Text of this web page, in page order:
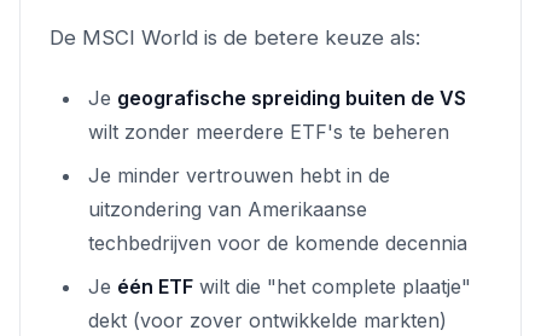
De MSCI World is de betere keuze als:
Je geografische spreiding buiten de VS
wilt zonder meerdere ETF's te beheren
Je minder vertrouwen hebt in de
uitzondering van Amerikaanse
techbedrijven voor de komende decennia
Je één ETF wilt die "het complete plaatje"
dekt (voor zover ontwikkelde markten)